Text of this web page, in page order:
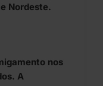
Nordeste.
nos
A